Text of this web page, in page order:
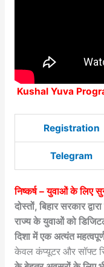
Kushal Yuva
Registration
Telegram
निष्कर्ष – युवाओं के लिए
दोस्तों, बिहार सरकार
राज्य के युवाओं को
दिशा में एक अत्यंत
केवल कंप्यूटर और सॉफ्ट